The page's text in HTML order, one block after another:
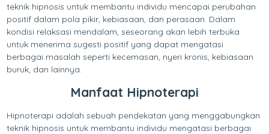
teknik hipnosis untuk membantu individu mencapai perubahan
positif dalam pola pikir, kebiasaan, dan perasaan. Dalam
kondisi relaksasi mendalam, seseorang akan lebih terbuka
untuk menerima sugesti positif yang dapat mengatasi
berbagai masalah seperti kecemasan, nyeri kronis, kebiasaan
buruk, dan lainnya.
Manfaat Hipnoterapi
Hipnoterapi adalah sebuah pendekatan yang menggabungkan
teknik hipnosis untuk membantu individu mengatasi berbagai